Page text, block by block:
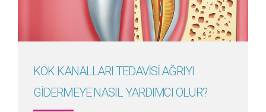
KÖK KANALLARI TEDAVİSİ AĞRIYI
GİDERMEYE NASIL YARDIMCI OLUR?